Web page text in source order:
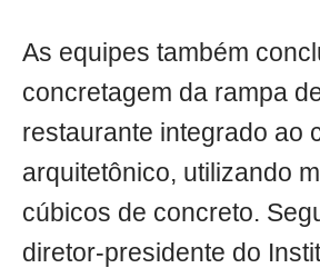
As equipes também
concretagem da rampa
restaurante integrado ao
arquitetônico, utilizando
cúbicos de concreto.
diretor-presidente do